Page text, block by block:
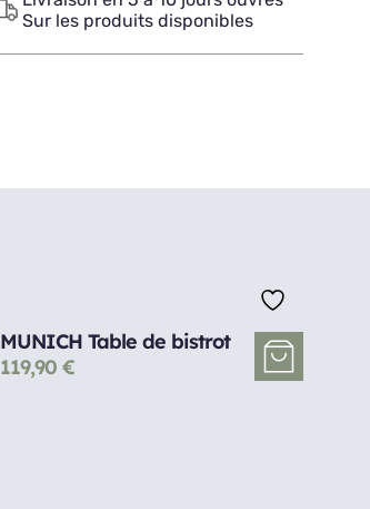
Sur les produits disponibles
MUNICH Table de bistrot
119,90 €